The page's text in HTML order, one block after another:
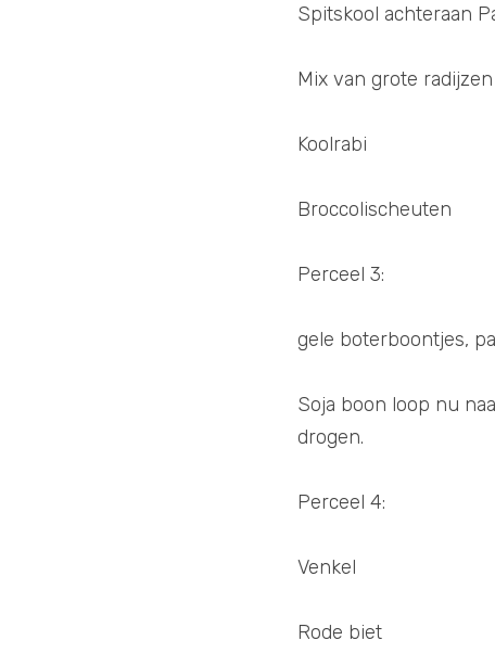
Spitskool achteraan
Mix van grote
Koolrabi
Broccolischeuten
Perceel 3:
gele boterboontjes,
Soja boon loop nu
drogen.
Perceel 4:
Venkel
Rode biet